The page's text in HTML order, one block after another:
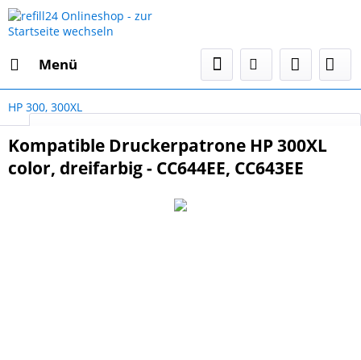
Menü
HP 300, 300XL
Kompatible Druckerpatrone HP 300XL
color, dreifarbig - CC644EE, CC643EE